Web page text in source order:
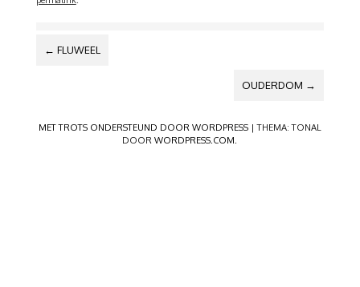
BERICHTNAVIGATIE
← FLUWEEL
OUDERDOM →
MET TROTS ONDERSTEUND DOOR WORDPRESS |THEMA: TONAL
DOORWORDPRESS.COM